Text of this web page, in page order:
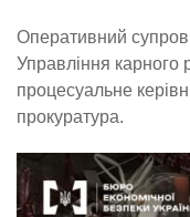
Оперативний
Управління карного
процесуальне
прокуратура.